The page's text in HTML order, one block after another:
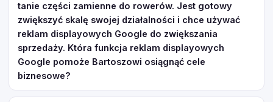
tanie części zamienne do rowerów. Jest gotowy
zwiększyć skalę swojej działalności i chce używać
reklam displayowych Google do zwiększania
sprzedaży. Która funkcja reklam displayowych
Google pomoże Bartoszowi osiągnąć cele
biznesowe?